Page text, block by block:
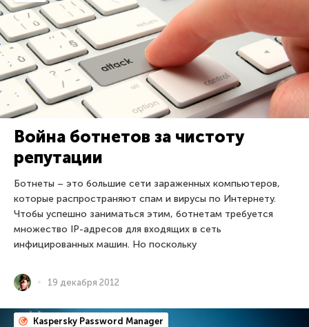
Война ботнетов за чистоту
репутации
Ботнеты – это большие сети зараженных компьютеров,
которые распространяют спам и вирусы по Интернету.
Чтобы успешно заниматься этим, ботнетам требуется
множество IP-адресов для входящих в сеть
инфицированных машин. Но поскольку
19 декабря 2012
Kaspersky Password Manager